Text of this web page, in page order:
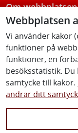
Webbplatsen
Vi använder kakor
funktioner på
funktioner, en
besöksstatistik.
samtycke till kakor.
ändrar ditt
Om webbplatsen
Följ oss
Facebook